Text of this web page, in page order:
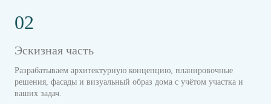
02
Эскизная часть
Разрабатываем архитектурную концепцию, планировочные
решения, фасады и визуальный образ дома с учётом участка и
ваших задач.